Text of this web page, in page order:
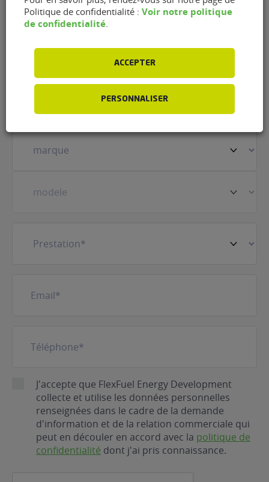
Prénom(Nécessaire)
Votre
véhicule(Nécessaire)
mail(Nécessaire)
RGPDJ'accepte que FlexFuel Energy Development
collecte et utilise les données personnelles
renseignées dans le cadre de la demande
d'information et de la relation commerciale qui
peut en découler en accord avec la politique de
confidentialité dont j'ai pris connaissance.
Politique de confidentialité : Voir notre politique
de confidentialité
ACCEPTER
PERSONNALISER